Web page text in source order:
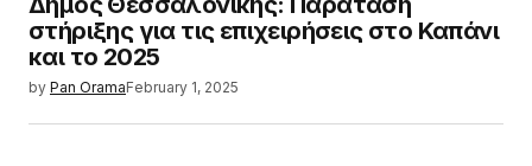
στήριξης για τις επιχειρήσεις στο Καπάνι
και το 2025
by Pan OramaFebruary 1, 2025